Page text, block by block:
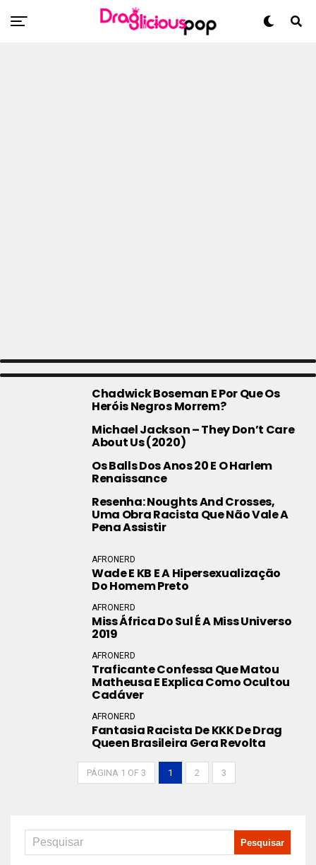
Proteger A Branquitude
Chadwick Boseman E Por Que Os
Heróis Negros Morrem?
Michael Jackson – They Don’t Care
About Us (2020)
Os Balls Dos Anos 20 E O Harlem
Renaissance
Resenha: Noughts And Crosses,
Uma Obra Racista Que Não Vale A
Pena Assistir
AFRONERD
Wade E KB E A Hipersexualização
Do Homem Preto
AFRONERD
Miss África Do Sul É A Miss Universo
2019
AFRONERD
Traficante Confessa Que Matou
Matheusa E Explica Como Ocultou
Cadáver
AFRONERD
Fantasia Racista De KKK De Drag
Queen Brasileira Gera Revolta
PÁGINA 1 OF 3 1 2 3